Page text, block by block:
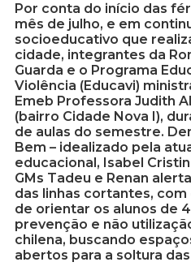
Por conta do início das
mês de julho, e em
socioeducativo que
cidade, integrantes da
Guarda e o Programa
Violência (Educavi)
Emeb Professora Judith
(bairro Cidade Nova I),
de aulas do semestre.
Bem – idealizado pela
educacional, Isabel
GMs Tadeu e Renan
das linhas cortantes,
de orientar os alunos de
prevenção e não
chilena, buscando
abertos para a soltura